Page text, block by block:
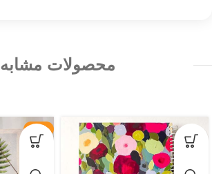
محصولات مشابه
-23%